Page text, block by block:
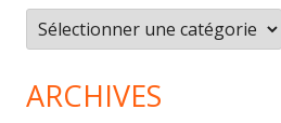
Catégories
ARCHIVES